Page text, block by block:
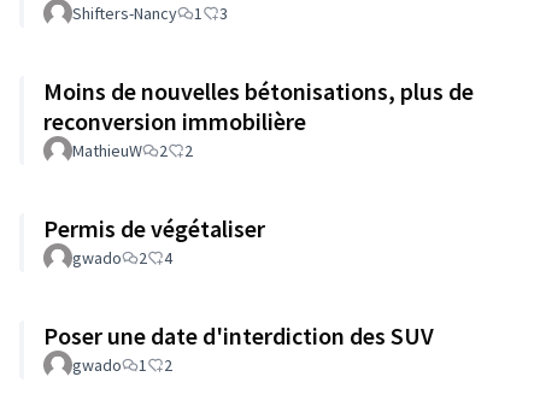
Shifters-Nancy 1 3
Moins de nouvelles bétonisations, plus de
reconversion immobilière
MathieuW 2 2
Permis de végétaliser
gwado 2 4
Poser une date d'interdiction des SUV
gwado 1 2